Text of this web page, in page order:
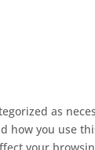
as
you use
your